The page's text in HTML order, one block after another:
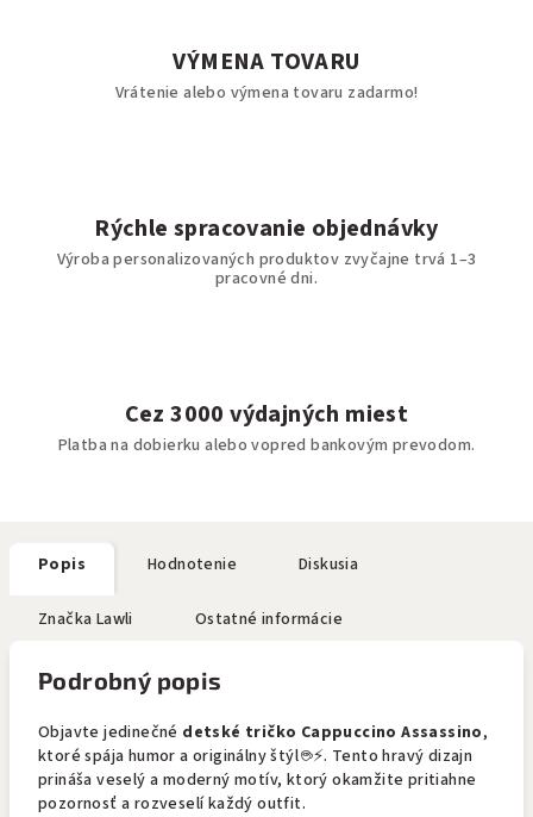
VÝMENA TOVARU
Vrátenie alebo výmena tovaru zadarmo!
Rýchle spracovanie objednávky
Výroba personalizovaných produktov zvyčajne trvá 1–3
pracovné dni.
Cez 3000 výdajných miest
Platba na dobierku alebo vopred bankovým prevodom.
Popis Hodnotenie Diskusia
Značka Lawli Ostatné informácie
Podrobný popis
Objavte jedinečné detské tričko Cappuccino Assassino,
ktoré spája humor a originálny štýl ☕⚡. Tento hravý dizajn
prináša veselý a moderný motív, ktorý okamžite pritiahne
pozornosť a rozveselí každý outfit.